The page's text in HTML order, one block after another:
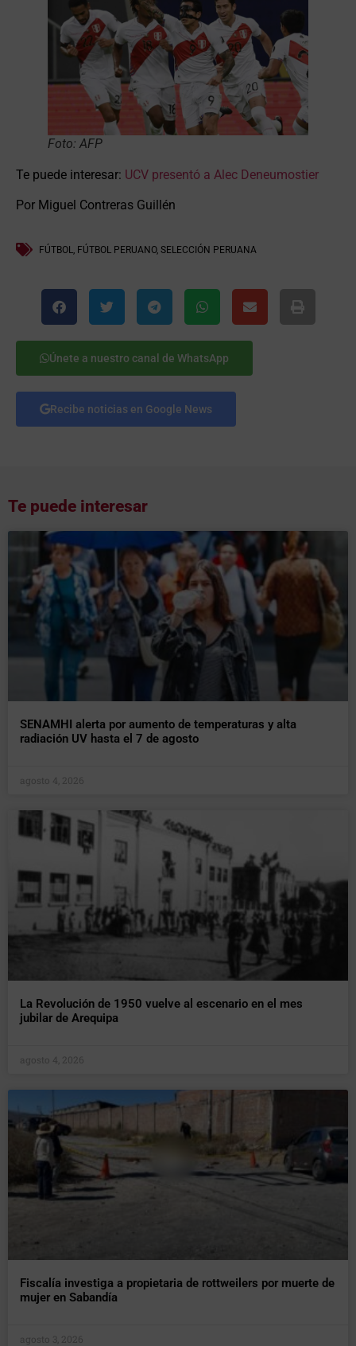
Foto: AFP
Te puede interesar: UCV presentó a Alec Deneumostier
Por Miguel Contreras Guillén
FÚTBOL FÚTBOL PERUANO, SELECCIÓN PERUANA
Únete a nuestro canal de WhatsApp
Recibe noticias en Google News
Te puede interesar
SENAMHI alerta por aumento de temperaturas y alta
radiación UV hasta el 7 de agosto
agosto 4, 2026
La Revolución de 1950 vuelve al escenario en el mes
jubilar de Arequipa
agosto 4, 2026
Fiscalía investiga a propietaria de rottweilers por muerte de
mujer en Sabandía
agosto 3, 2026